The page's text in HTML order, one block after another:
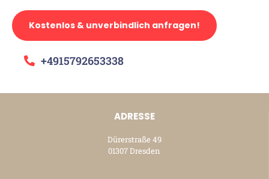
Kostenlos & unverbindlich anfragen!
+4915792653338
ADRESSE
Dürerstraße 49
01307 Dresden